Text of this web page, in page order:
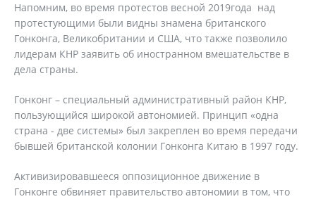
Напомним, во время протестов весной 2019года над
протестующими были видны знамена британского
Гонконга, Великобритании и США, что также позволило
лидерам КНР заявить об иностранном вмешательстве в
дела страны.
Гонконг – специальный административный район КНР,
пользующийся широкой автономией. Принцип «одна
страна - две системы» был закреплен во время передачи
бывшей британской колонии Гонконга Китаю в 1997 году.
Активизировавшееся оппозиционное движение в
Гонконге обвиняет правительство автономии в том, что